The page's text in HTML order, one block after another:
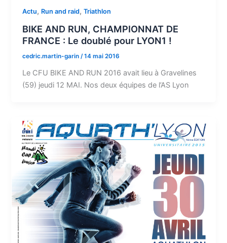
Actu, Run and raid,Triathlon
BIKE AND RUN, CHAMPIONNAT DE
FRANCE : Le doublé pour LYON1 !
cedric.martin-garin/14 mai 2016
Le CFU BIKE AND RUN 2016 avait lieu à Gravelines
(59) jeudi 12 MAI. Nos deux équipes de l’AS Lyon